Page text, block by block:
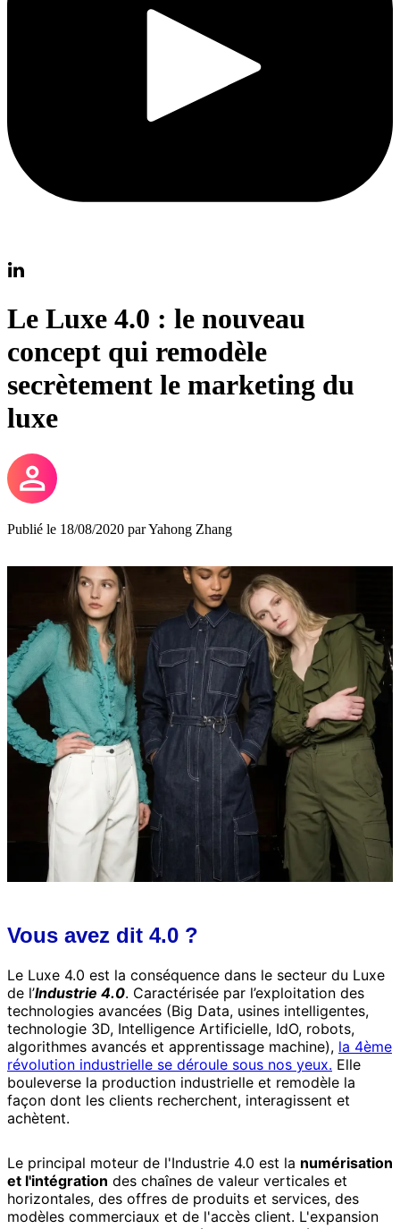
Le Luxe 4.0 : le nouveau
concept qui remodèle
secrètement le marketing du
luxe
Publié le 18/08/2020 par Yahong Zhang
Vous avez dit 4.0 ?
Le Luxe 4.0 est la conséquence dans le secteur du Luxe
de l’Industrie 4.0. Caractérisée par l’exploitation des
technologies avancées (Big Data, usines intelligentes,
technologie 3D, Intelligence Artificielle, IdO, robots,
algorithmes avancés et apprentissage machine), la 4ème
révolution industrielle se déroule sous nos yeux. Elle
bouleverse la production industrielle et remodèle la
façon dont les clients recherchent, interagissent et
achètent.
Le principal moteur de l'Industrie 4.0 est la numérisation
et l'intégration des chaînes de valeur verticales et
horizontales, des offres de produits et services, des
modèles commerciaux et de l'accès client. L'expansion